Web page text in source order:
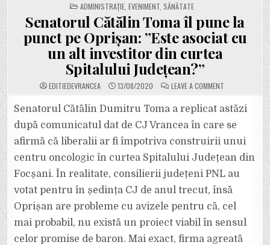
POSTED
IN
ADMINISTRAȚIE EVENIMENT SĂNĂTATE
Senatorul Cătălin Toma îl pune la
punct pe Oprișan: ”Este asociat cu
un alt investitor din curtea
Spitalului Județean?”
EDITIEDEVRANCEA 13/08/2020 LEAVE A COMMENT
SENATORUL
TOMA
ÎL
PUNE
LA
PUNCT
PE
”ESTE
CU
UN
ALT
INVESTITOR
DIN
CURTEA
JUDEȚEAN?”
Senatorul Cătălin Dumitru Toma a replicat astăzi
după comunicatul dat de CJ Vrancea în care se
afirmă că liberalii ar fi împotriva construirii unui
centru oncologic în curtea Spitalului Județean din
Focșani. În realitate, consilierii județeni PNL au
votat pentru în ședința CJ de anul trecut, însă
Oprișan are probleme cu avizele pentru că, cel
mai probabil, nu există un proiect viabil în sensul
celor promise de baron. Mai exact, firma agreată